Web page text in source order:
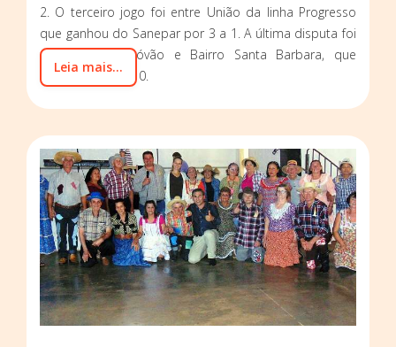
2. O terceiro jogo foi entre União da linha Progresso
que ganhou do Sanepar por 3 a 1. A última disputa foi
entre São Cristóvão e Bairro Santa Barbara, que
terminou em 6 a 0.
Leia mais...